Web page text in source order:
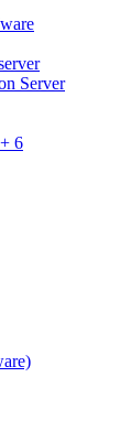
Server
6